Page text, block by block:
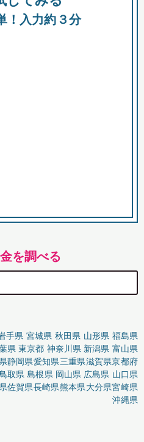
！入力約３分
を調べる
手県 宮城県 秋田県 山形県 福島県
県 東京都 神奈川県 新潟県 富山県
静岡県愛知県三重県滋賀県京都府
鳥取県 島根県 岡山県 広島県 山口県
佐賀県長崎県熊本県大分県宮崎県
沖縄県